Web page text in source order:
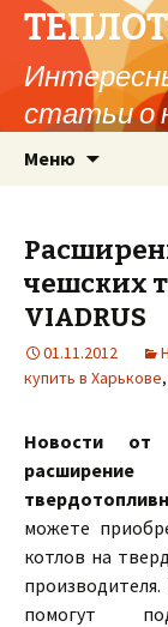
статьи о
Меню
чешских
VIADRUS
01.11.2012
купить в Харькове,
Новости от
расширение
можете
котлов на
помогут